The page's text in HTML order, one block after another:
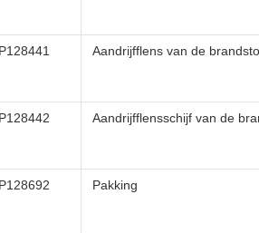
Aandrijfflens van de
Aandrijfflensschijf van de
Pakking